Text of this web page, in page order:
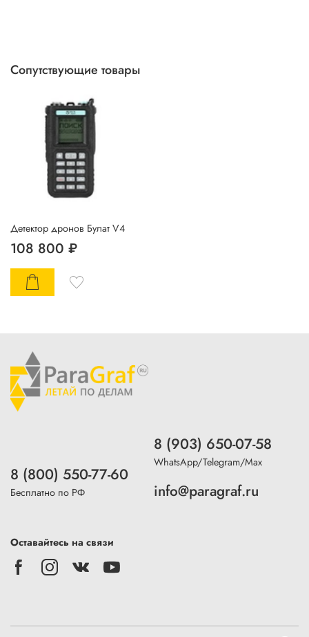
Сопутствующие товары
Детектор дронов Булат V4
108 800 ₽
8 (800) 550-77-60
Бесплатно по РФ
8 (903) 650-07-58
WhatsApp/Telegram/Max
info@paragraf.ru
Оставайтесь на связи